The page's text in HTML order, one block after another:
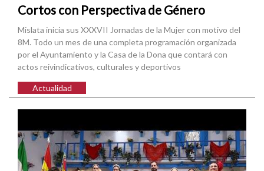
Cortos con Perspectiva de Género
Mislata inicia sus XXXVII Jornadas de la Mujer con motivo del
8M. Todo un mes de una completa programación organizada
por el Ayuntamiento y la Casa de la Dona que contará con
actos reivindicativos, culturales y deportivos
Actualidad